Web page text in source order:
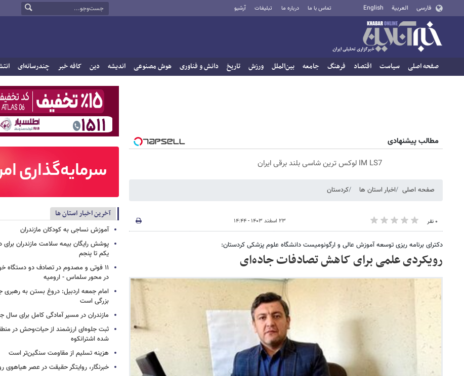
فارسی العربية English تماس با ما درباره ما تبلیغات آرشیو
صفحه اصلی سیاست اقتصاد فرهنگ جامعه بین‌الملل ورزش تاریخ دانش و فناوری هوش مصنوعی اندیشه دین کافه خبر چندرسانه‌ای
مطالب پیشنهادی
IM LS7 لوکس ترین شاسی بلند برقی ایران
صفحه اصلی اخبار استان ها کردستان
۰ نفر ۲۳ اسفند ۱۴۰۳ - ۱۴:۴۴
دکترای برنامه ریزی توسعه آموزش عالی و ارگونومیست دانشگاه علوم پزشکی کردستان:
رویکردی علمی برای کاهش تصادفات جاده‌ای
آخرین اخبار استان ها
آموزش نساجی به کودکان مازندران
پوشش رایگان بیمه سلامت مازندران
یکم تا پنجم
۱۱ فوتی و مصدوم در تصادف دو دستگاه
در محور سلماس - ارومیه
امام جمعه اردبیل: دروغ بستن به رهبری
بزرگی است
مازندران در مسیر آمادگی کامل برای
ثبت جلوه‌ای ارزشمند از حیات‌وحش در
شده اشترانکوه
هزینه تسلیم از مقاومت سنگین‌تر است
خبرنگار، روایتگر حقیقت در عصر هیاهوی